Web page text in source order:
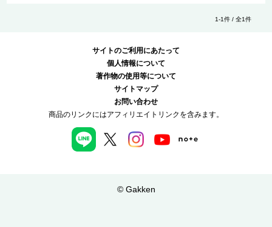
1-1件 / 全1件
サイトのご利用にあたって
個人情報について
著作物の使用等について
サイトマップ
お問い合わせ
商品のリンクにはアフィリエイトリンクを含みます。
© Gakken